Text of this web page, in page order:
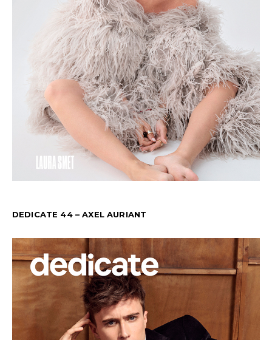
DEDICATE 44 – AXEL AURIANT